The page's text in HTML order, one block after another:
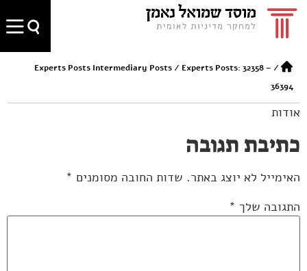
/
Experts Posts Intermediary Posts/ Experts Posts: 32358 –
36394
אודות
כתיבת תגובה
האימייל לא יוצג באתר. שדות החובה מסומנים *
התגובה שלך *